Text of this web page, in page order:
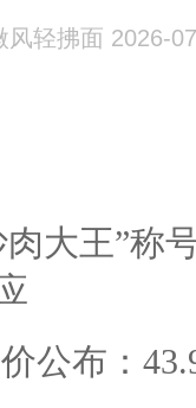
风轻拂面 2026-
大王”称
公布：